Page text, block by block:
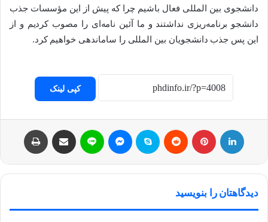
دانشجوی بین المللی فعال باشیم چرا که پیش از این مؤسسات جذب
دانشجو برنامه‌ریزی نداشتند و ما آئین نامه‌ای را مصوب کردیم و از
این پس جذب دانشجویان بین المللی را ساماندهی خواهیم کرد.
کپی لینک
دیدگاهتان را بنویسید